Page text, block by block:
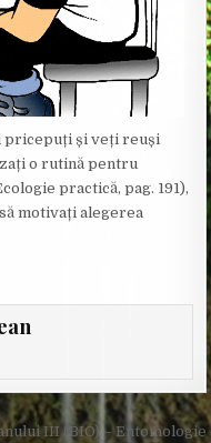
pricepuți și veți reuși
o rutină pentru
practică, pag. 191),
motivați alegerea
III (BIO) – Entomologie